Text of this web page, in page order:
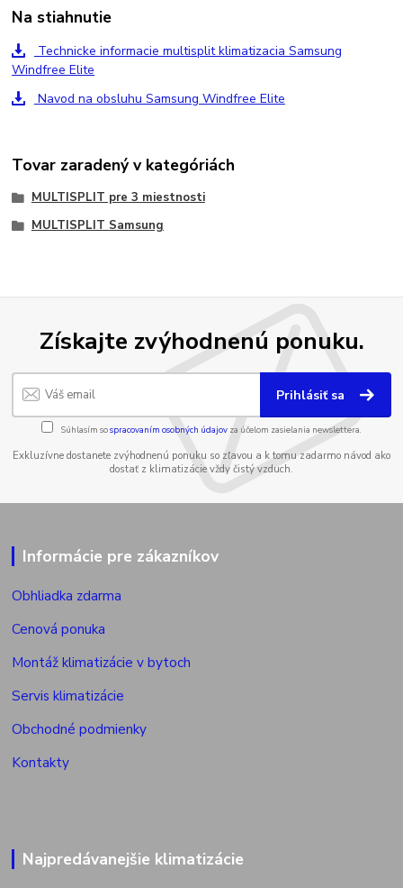
Na stiahnutie
Technicke informacie multisplit klimatizacia Samsung
Windfree Elite
Navod na obsluhu Samsung Windfree Elite
Tovar zaradený v kategóriách
MULTISPLIT pre 3 miestnosti
MULTISPLIT Samsung
Získajte zvýhodnenú ponuku.
Prihlásiť sa
Súhlasím sospracovaním osobných údajov za účelom zasielania newslettera.
Exkluzívne dostanete zvýhodnenú ponuku so zľavou a k tomu zadarmo návod ako
dostať z klimatizácie vždy čistý vzduch.
Informácie pre zákazníkov
Obhliadka zdarma
Cenová ponuka
Montáž klimatizácie v bytoch
Servis klimatizácie
Obchodné podmienky
Kontakty
Najpredávanejšie klimatizácie